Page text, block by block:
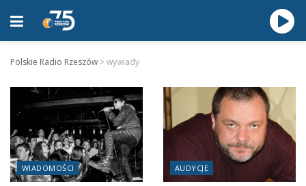
Polskie Radio Rzeszów >wywiady
WIADOMOŚCI AUDYCJE